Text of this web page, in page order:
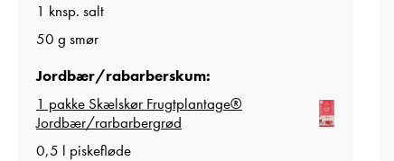
1 knsp. salt
50 g smør
Jordbær/rabarberskum:
1 pakke Skælskør Frugtplantage®
Jordbær/rarbarbergrød
0,5 l piskefløde